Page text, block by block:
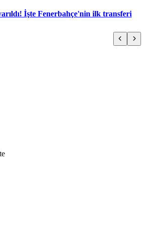
İşte Fenerbahçe'nin ilk transferi